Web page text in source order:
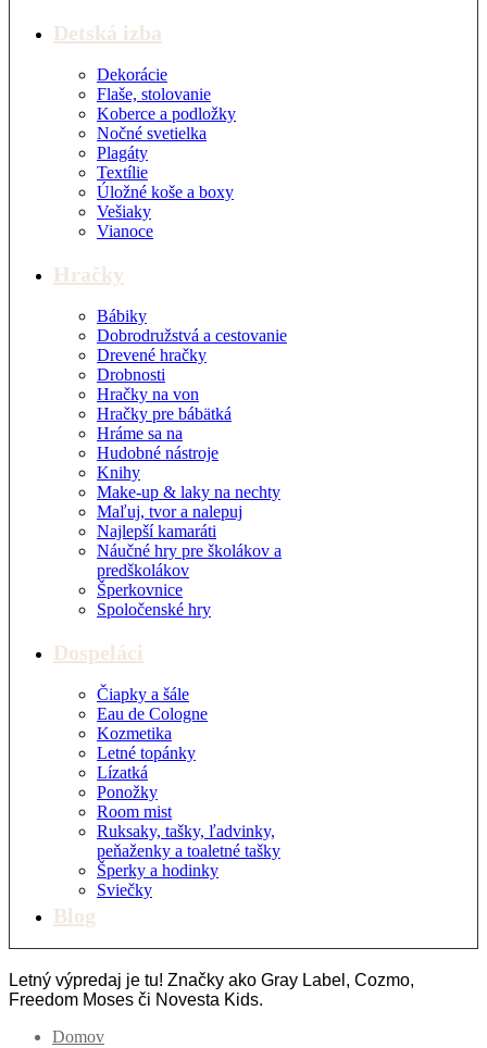
Detská izba
Dekorácie
Flaše, stolovanie
Koberce a podložky
Nočné svetielka
Plagáty
Textílie
Úložné koše a boxy
Vešiaky
Vianoce
Hračky
Bábiky
Dobrodružstvá a cestovanie
Drevené hračky
Drobnosti
Hračky na von
Hračky pre bábätká
Hráme sa na
Hudobné nástroje
Knihy
Make-up & laky na nechty
Maľuj, tvor a nalepuj
Najlepší kamaráti
Náučné hry pre školákov a
predškolákov
Šperkovnice
Spoločenské hry
Dospeláci
Čiapky a šále
Eau de Cologne
Kozmetika
Letné topánky
Lízatká
Ponožky
Room mist
Ruksaky, tašky, ľadvinky,
peňaženky a toaletné tašky
Šperky a hodinky
Sviečky
Blog
Letný výpredaj je tu! Značky ako Gray Label, Cozmo,
Freedom Moses či Novesta Kids.
Domov